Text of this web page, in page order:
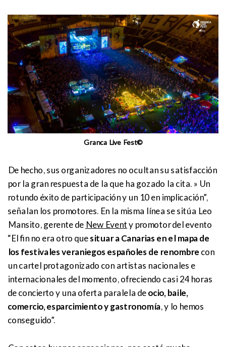
Granca Live Fest©
De hecho, sus organizadores no ocultan su satisfacción
por la gran respuesta de la que ha gozado la cita. » Un
rotundo éxito de participación y un 10 en implicación”,
señalan los promotores. En la misma línea se sitúa Leo
Mansito, gerente de New Eventy promotor del evento
“El fin no era otro quesituar a Canarias en el mapa de
los festivales veraniegos españoles de renombrecon
un cartel protagonizado con artistas nacionales e
internacionales del momento, ofreciendo casi 24 horas
de concierto y una oferta paralela deocio, baile,
comercio, esparcimiento y gastronomía, y lo hemos
conseguido”.